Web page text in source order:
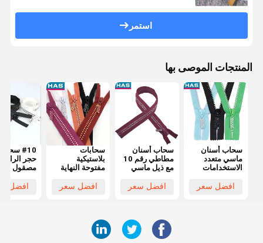
استمر
المنتجات الموصى بها
سحاب أسنان
ماسي متعدد
الاستخدامات
بتصميم ذيل
افضل سعر
سحاب أسنان
مطاطي رقم 10
مع ذيل ماسي
راتنج للملابس
افضل سعر
سحابات
بلاستيكية
مفتوحة النهاية
بالماس/أحجار
افضل سعر
#10
حجر الراين
مصقول
البلاستيك
افضل